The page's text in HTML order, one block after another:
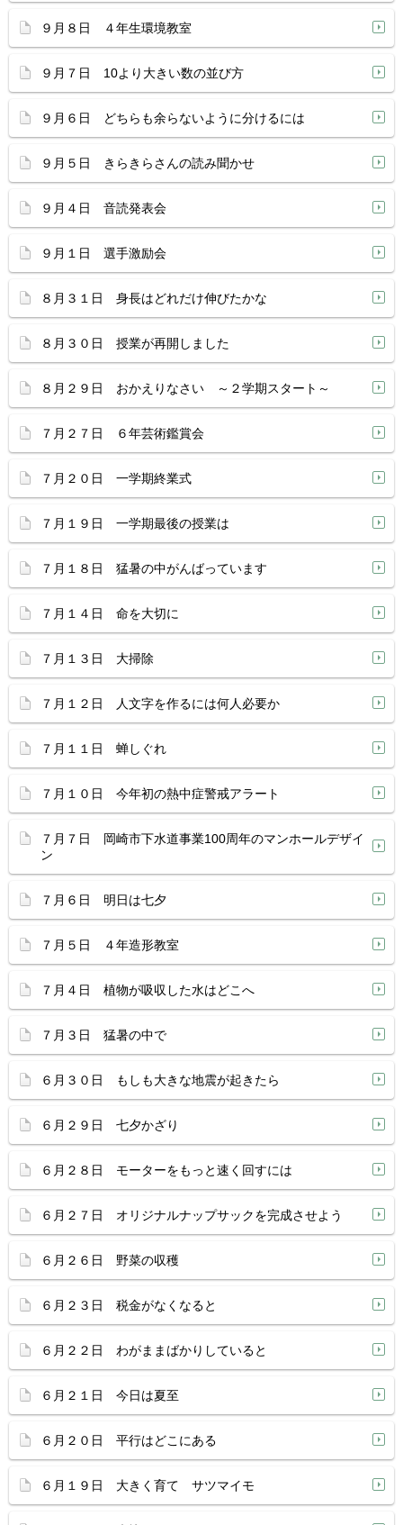
９月８日 ４年生環境教室
９月７日 10より大きい数の並び方
９月６日 どちらも余らないように分けるには
９月５日 きらきらさんの読み聞かせ
９月４日 音読発表会
９月１日 選手激励会
８月３１日 身長はどれだけ伸びたかな
８月３０日 授業が再開しました
８月２９日 おかえりなさい ～２学期スタート～
７月２７日 ６年芸術鑑賞会
７月２０日 一学期終業式
７月１９日 一学期最後の授業は
７月１８日 猛暑の中がんばっています
７月１４日 命を大切に
７月１３日 大掃除
７月１２日 人文字を作るには何人必要か
７月１１日 蝉しぐれ
７月１０日 今年初の熱中症警戒アラート
７月７日 岡崎市下水道事業100周年のマンホールデザイ
ン
７月６日 明日は七夕
７月５日 ４年造形教室
７月４日 植物が吸収した水はどこへ
７月３日 猛暑の中で
６月３０日 もしも大きな地震が起きたら
６月２９日 七夕かざり
６月２８日 モーターをもっと速く回すには
６月２７日 オリジナルナップサックを完成させよう
６月２６日 野菜の収穫
６月２３日 税金がなくなると
６月２２日 わがままばかりしていると
６月２１日 今日は夏至
６月２０日 平行はどこにある
６月１９日 大きく育て サツマイモ